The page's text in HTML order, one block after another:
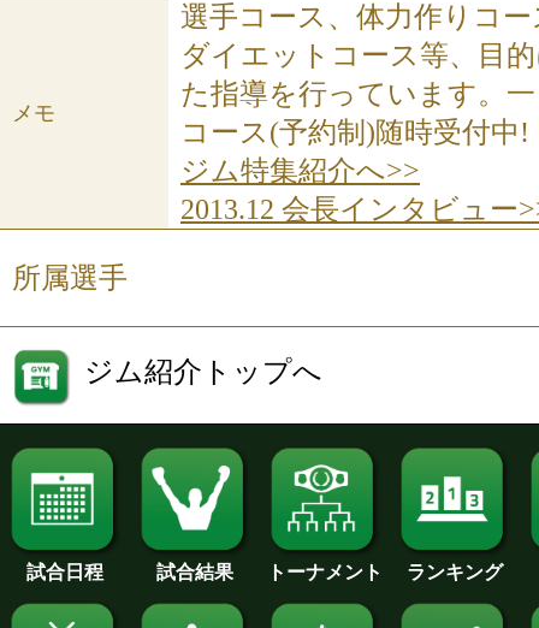
メモ
選手コース、体力作りコ
ダイエットコース等、目
た指導を行っています。
コース(予約制)随時受付中!
ジム特集紹介へ>>
2013.12 会長インタビュー
所属選手
ジム紹介トップへ
試合日程 試合結果 トーナメント ランキング